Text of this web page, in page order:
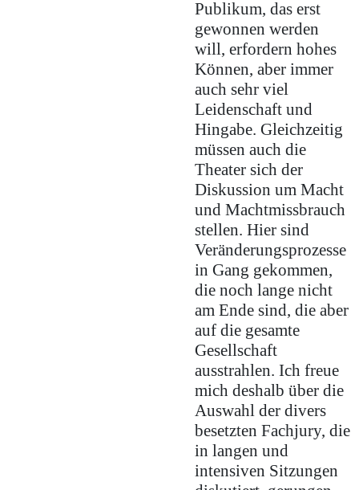
Publikum, das erst
gewonnen werden
will, erfordern hohes
Können, aber immer
auch sehr viel
Leidenschaft und
Hingabe. Gleichzeitig
müssen auch die
Theater sich der
Diskussion um Macht
und Machtmissbrauch
stellen. Hier sind
Veränderungsprozesse
in Gang gekommen,
die noch lange nicht
am Ende sind, die aber
auf die gesamte
Gesellschaft
ausstrahlen. Ich freue
mich deshalb über die
Auswahl der divers
besetzten Fachjury, die
in langen und
intensiven Sitzungen